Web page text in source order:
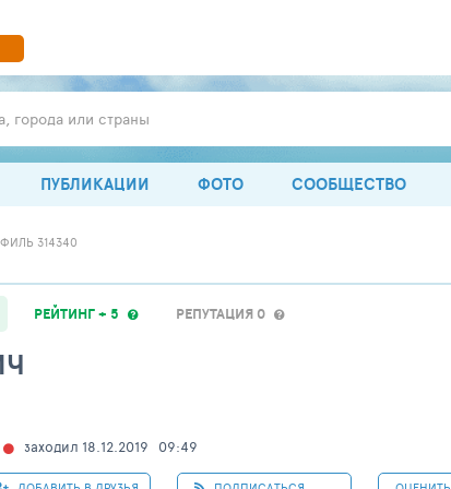
города или страны
ПУБЛИКАЦИИ ФОТО СООБЩЕСТВО
314340
РЕЙТИНГ + 5 РЕПУТАЦИЯ 0
заходил 18.12.2019 09:49